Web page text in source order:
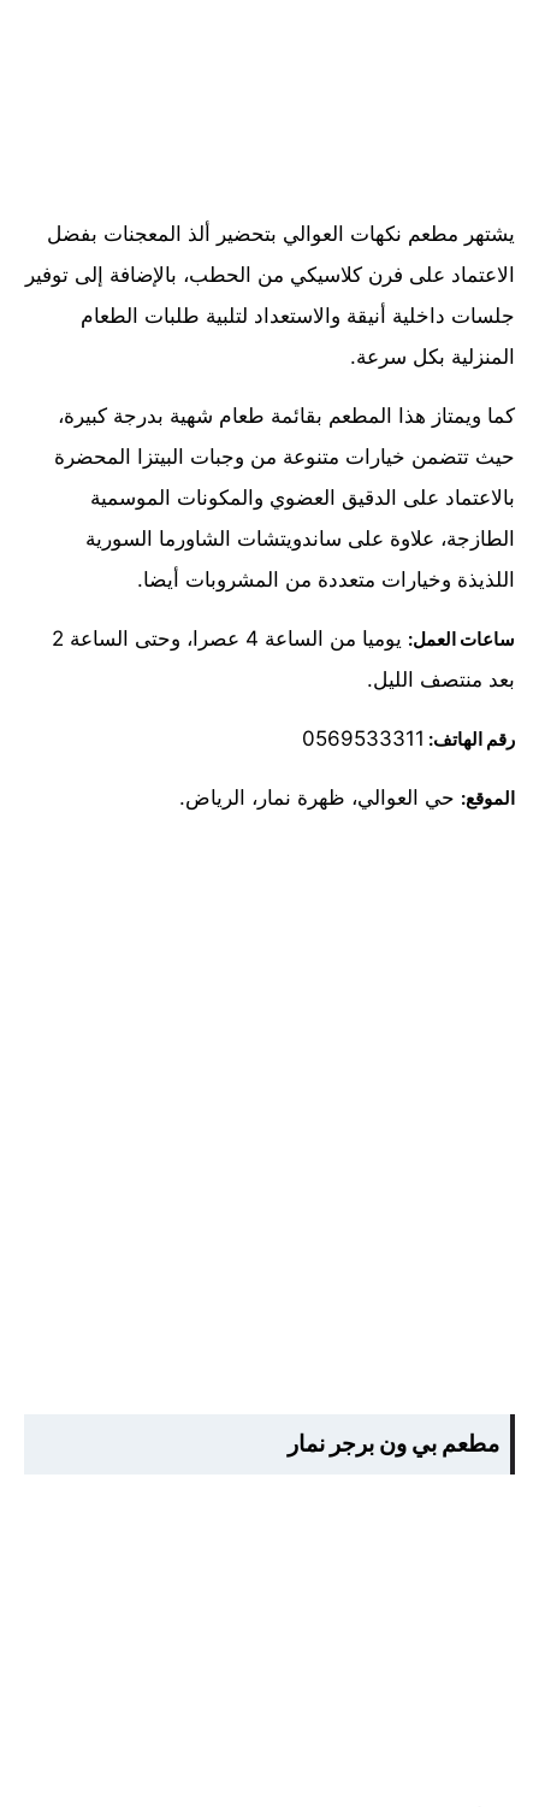
يشتهر مطعم نكهات العوالي بتحضير ألذ المعجنات بفضل
الاعتماد على فرن كلاسيكي من الحطب، بالإضافة إلى توفير
جلسات داخلية أنيقة والاستعداد لتلبية طلبات الطعام
المنزلية بكل سرعة.
كما ويمتاز هذا المطعم بقائمة طعام شهية بدرجة كبيرة،
حيث تتضمن خيارات متنوعة من وجبات البيتزا المحضرة
بالاعتماد على الدقيق العضوي والمكونات الموسمية
الطازجة، علاوة على ساندويتشات الشاورما السورية
اللذيذة وخيارات متعددة من المشروبات أيضا.
ساعات العمل:
يوميا من الساعة 4 عصرا، وحتى الساعة 2
بعد منتصف الليل.
رقم الهاتف: 0569533311
الموقع: حي العوالي، ظهرة نمار، الرياض.
مطعم بي ون برجر نمار